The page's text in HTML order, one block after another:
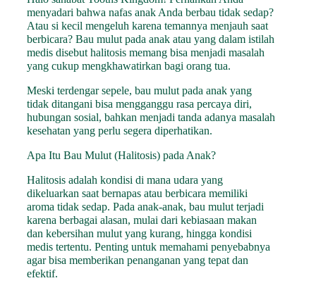
menyadari bahwa nafas anak Anda berbau tidak sedap?
Atau si kecil mengeluh karena temannya menjauh saat
berbicara? Bau mulut pada anak atau yang dalam istilah
medis disebut halitosis memang bisa menjadi masalah
yang cukup mengkhawatirkan bagi orang tua.
Meski terdengar sepele, bau mulut pada anak yang
tidak ditangani bisa mengganggu rasa percaya diri,
hubungan sosial, bahkan menjadi tanda adanya masalah
kesehatan yang perlu segera diperhatikan.
Apa Itu Bau Mulut (Halitosis) pada Anak?
Halitosis adalah kondisi di mana udara yang
dikeluarkan saat bernapas atau berbicara memiliki
aroma tidak sedap. Pada anak-anak, bau mulut terjadi
karena berbagai alasan, mulai dari kebiasaan makan
dan kebersihan mulut yang kurang, hingga kondisi
medis tertentu. Penting untuk memahami penyebabnya
agar bisa memberikan penanganan yang tepat dan
efektif.